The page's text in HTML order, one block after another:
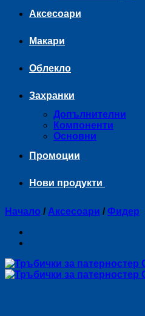
Аксесоари
Макари
Облекло
Захранки
Допълнителни
Компоненти
Основни
Промоции
Нови продукти
Начало / Аксесоари / Фидер